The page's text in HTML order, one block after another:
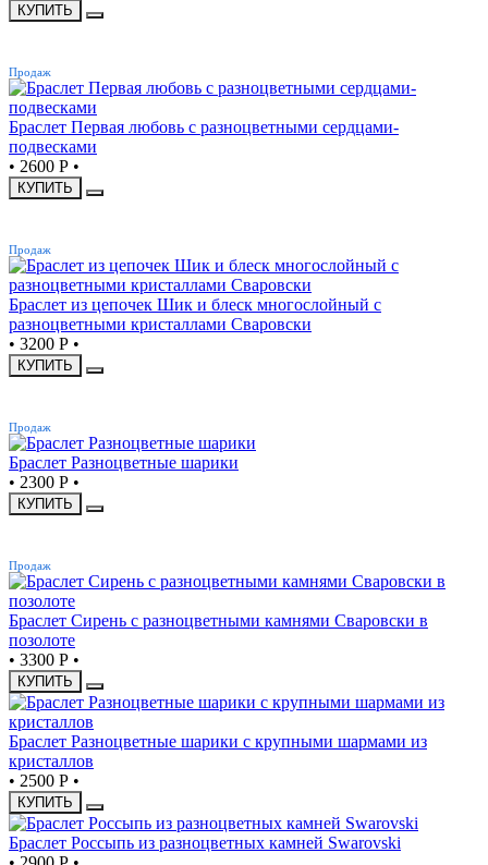
КУПИТЬ
Продаж
Браслет Первая любовь с разноцветными сердцами-
подвесками
• 2600 Р •
КУПИТЬ
Продаж
Браслет из цепочек Шик и блеск многослойный с
разноцветными кристаллами Сваровски
• 3200 Р •
КУПИТЬ
Продаж
Браслет Разноцветные шарики
• 2300 Р •
КУПИТЬ
Продаж
Браслет Сирень с разноцветными камнями Сваровски в
позолоте
• 3300 Р •
КУПИТЬ
Браслет Разноцветные шарики с крупными шармами из
кристаллов
• 2500 Р •
КУПИТЬ
Браслет Россыпь из разноцветных камней Swarovski